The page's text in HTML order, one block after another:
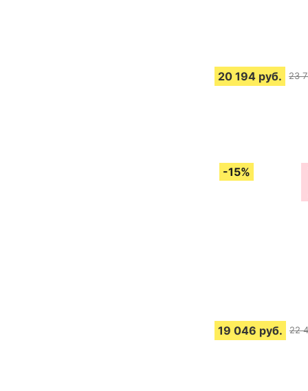
20 194 руб. 23
19 046 руб. 22